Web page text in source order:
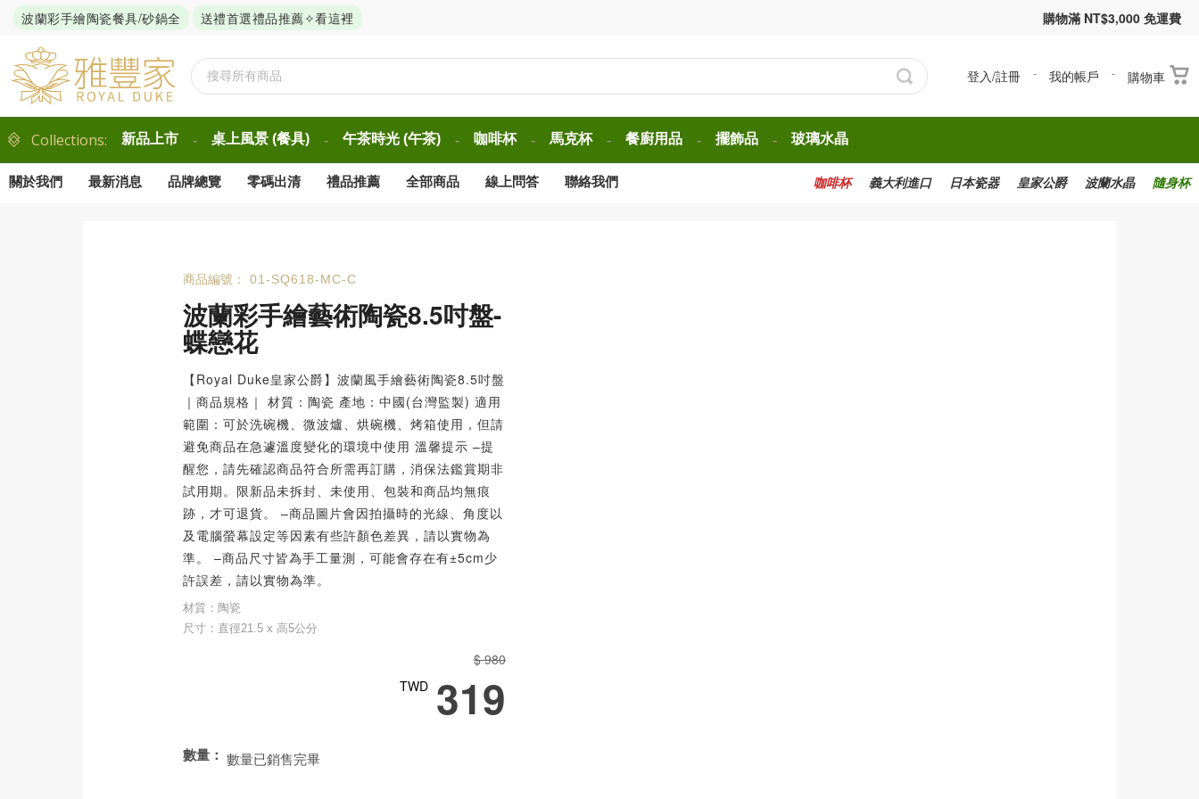
購物滿 NT$3,000 免運費
登入/註冊 - 我的帳戶 - 購物車
波蘭彩手繪陶瓷餐具/砂鍋全 送禮首選禮品推薦✧看這裡
Collections: 新品上市 - 桌上風景 (餐具) - 午茶時光 (午茶) - 咖啡杯 - 馬克杯 - 餐廚用品 - 擺飾品 - 玻璃水晶
關於我們 最新消息 品牌總覽 零碼出清 禮品推薦 全部商品 線上問答 聯絡我們 隨身杯
波蘭水晶
皇家公爵
日本瓷器
義大利進口
咖啡杯
商品編號： 01-SQ618-MC-C
波蘭彩手繪藝術陶瓷8.5吋盤-
蝶戀花
【Royal Duke皇家公爵】波蘭風手繪藝術陶瓷8.5吋盤
｜商品規格｜ 材質：陶瓷 產地：中國(台灣監製) 適用
範圍：可於洗碗機、微波爐、烘碗機、烤箱使用，但請
避免商品在急遽溫度變化的環境中使用 溫馨提示 –提
醒您，請先確認商品符合所需再訂購，消保法鑑賞期非
試用期。限新品未拆封、未使用、包裝和商品均無痕
跡，才可退貨。 –商品圖片會因拍攝時的光線、角度以
及電腦螢幕設定等因素有些許顏色差異，請以實物為
準。 –商品尺寸皆為手工量測，可能會存在有±5cm少
許誤差，請以實物為準。
材質：陶瓷
尺寸：直徑21.5 x 高5公分
$ 980
TWD 319
數量： 數量已銷售完畢